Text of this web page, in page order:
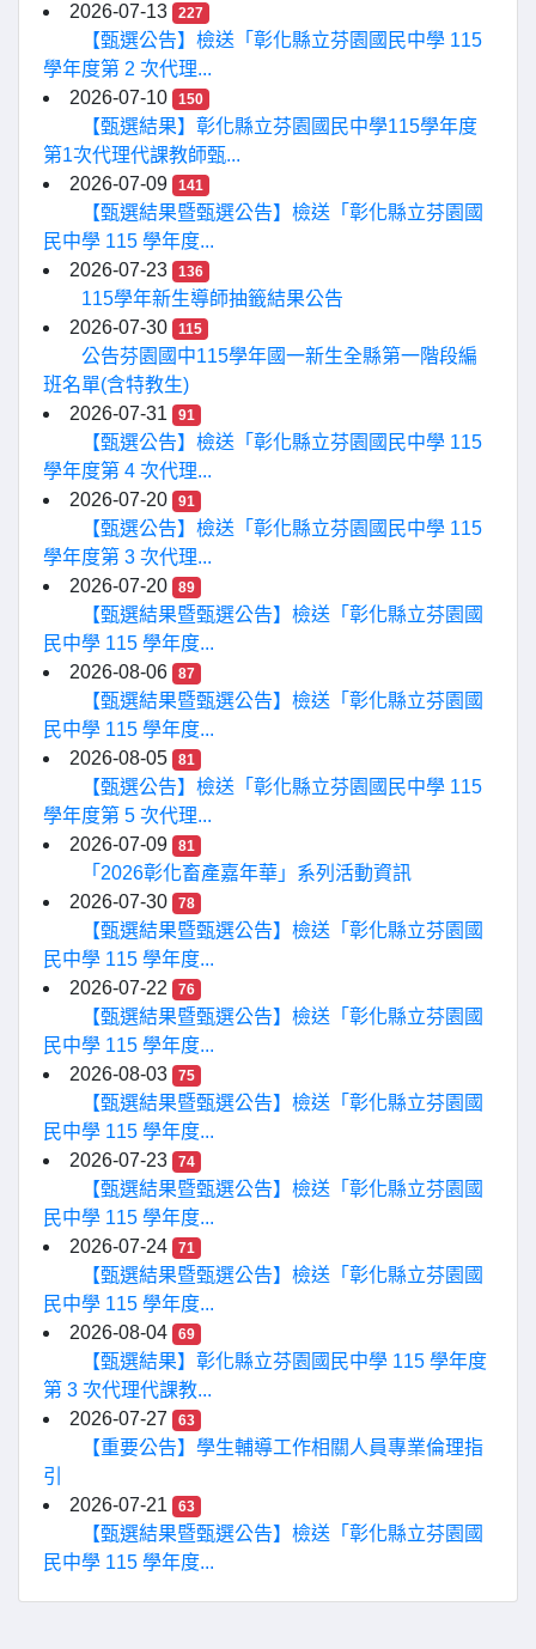
2026-07-13
227
【甄選公告】檢送「彰化縣立芬園國民中學 115
學年度第 2 次代理...
2026-07-10
150
【甄選結果】彰化縣立芬園國民中學115學年度
第1次代理代課教師甄...
2026-07-09
141
【甄選結果暨甄選公告】檢送「彰化縣立芬園國
民中學 115 學年度...
2026-07-23
136
115學年新生導師抽籤結果公告
2026-07-30
115
公告芬園國中115學年國一新生全縣第一階段編
班名單(含特教生)
2026-07-31
91
【甄選公告】檢送「彰化縣立芬園國民中學 115
學年度第 4 次代理...
2026-07-20
91
【甄選公告】檢送「彰化縣立芬園國民中學 115
學年度第 3 次代理...
2026-07-20
89
【甄選結果暨甄選公告】檢送「彰化縣立芬園國
民中學 115 學年度...
2026-08-06
87
【甄選結果暨甄選公告】檢送「彰化縣立芬園國
民中學 115 學年度...
2026-08-05
81
【甄選公告】檢送「彰化縣立芬園國民中學 115
學年度第 5 次代理...
2026-07-09
81
「2026彰化畜產嘉年華」系列活動資訊
2026-07-30
78
【甄選結果暨甄選公告】檢送「彰化縣立芬園國
民中學 115 學年度...
2026-07-22
76
【甄選結果暨甄選公告】檢送「彰化縣立芬園國
民中學 115 學年度...
2026-08-03
75
【甄選結果暨甄選公告】檢送「彰化縣立芬園國
民中學 115 學年度...
2026-07-23
74
【甄選結果暨甄選公告】檢送「彰化縣立芬園國
民中學 115 學年度...
2026-07-24
71
【甄選結果暨甄選公告】檢送「彰化縣立芬園國
民中學 115 學年度...
2026-08-04
69
【甄選結果】彰化縣立芬園國民中學 115 學年度
第 3 次代理代課教...
2026-07-27
63
【重要公告】學生輔導工作相關人員專業倫理指
引
2026-07-21
63
【甄選結果暨甄選公告】檢送「彰化縣立芬園國
民中學 115 學年度...